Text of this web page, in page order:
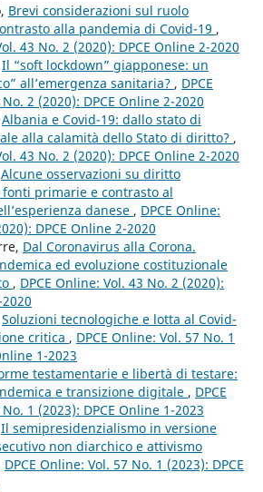
Brevi considerazioni sul ruolo
alla pandemia di Covid-19 ,
43 No. 2 (2020): DPCE Online 2-2020
Il “soft lockdown” giapponese: un
all’emergenza sanitaria? , DPCE
2 (2020): DPCE Online 2-2020
Albania e Covid-19: dallo stato di
alla calamità dello Stato di diritto? ,
43 No. 2 (2020): DPCE Online 2-2020
Alcune osservazioni su diritto
primarie e contrasto al
danese , DPCE Online:
DPCE Online 2-2020
Dal Coronavirus alla Corona.
ed evoluzione costituzionale
, DPCE Online: Vol. 43 No. 2 (2020):
Soluzioni tecnologiche e lotta al Covid-
critica , DPCE Online: Vol. 57 No. 1
1-2023
testamentarie e libertà di testare:
e transizione digitale , DPCE
1 (2023): DPCE Online 1-2023
Il semipresidenzialismo in versione
non diarchico e attivismo
DPCE Online: Vol. 57 No. 1 (2023): DPCE